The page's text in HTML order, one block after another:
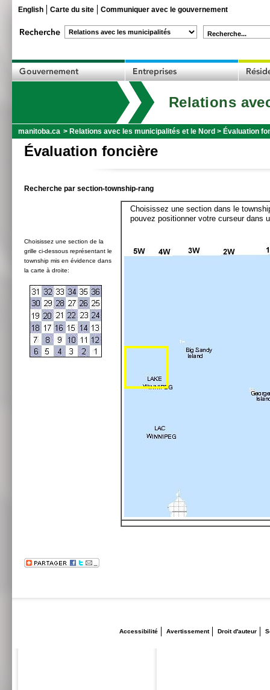
English Carte du site Communiquer avec le gouvernement
Recherche...
Relations
manitoba.ca > Relations avec les municipalités et le Nord > Évaluation
Évaluation foncière
Recherche par section-township-rang
Choisissez une section de la
grille ci-dessous représentant le
township mis en évidence dans
la carte à droite:
Choisissez une section dans le
pouvez positionner votre curseur dans
Accessibilité Avertissement Droit d'auteur